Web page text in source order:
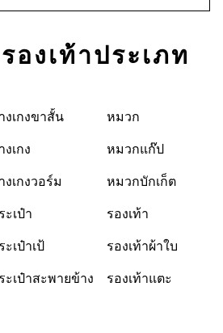
องเท้าประเภท
งเกงขาสั้น
งเกง
งเกงวอร์ม
ะเป๋า
ะเป๋าเป้
ะเป๋าสะพายข้าง
หมวก
หมวกแก๊ป
หมวกบักเก็ต
รองเท้า
รองเท้าผ้าใบ
รองเท้าแตะ